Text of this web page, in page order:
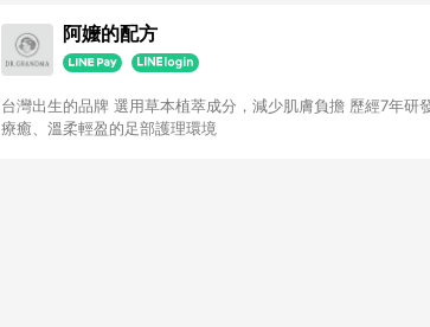
阿嬤的配方
台灣出生的品牌 選用草本植萃成分，減少肌膚負擔 歷經7年
療癒、溫柔輕盈的足部護理環境